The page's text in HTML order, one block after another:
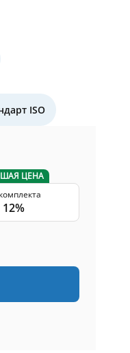
ISO
ЦЕНА
12%